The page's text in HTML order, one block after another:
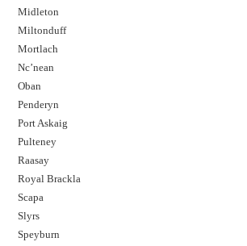
Midleton
Miltonduff
Mortlach
Nc’nean
Oban
Penderyn
Port Askaig
Pulteney
Raasay
Royal Brackla
Scapa
Slyrs
Speyburn